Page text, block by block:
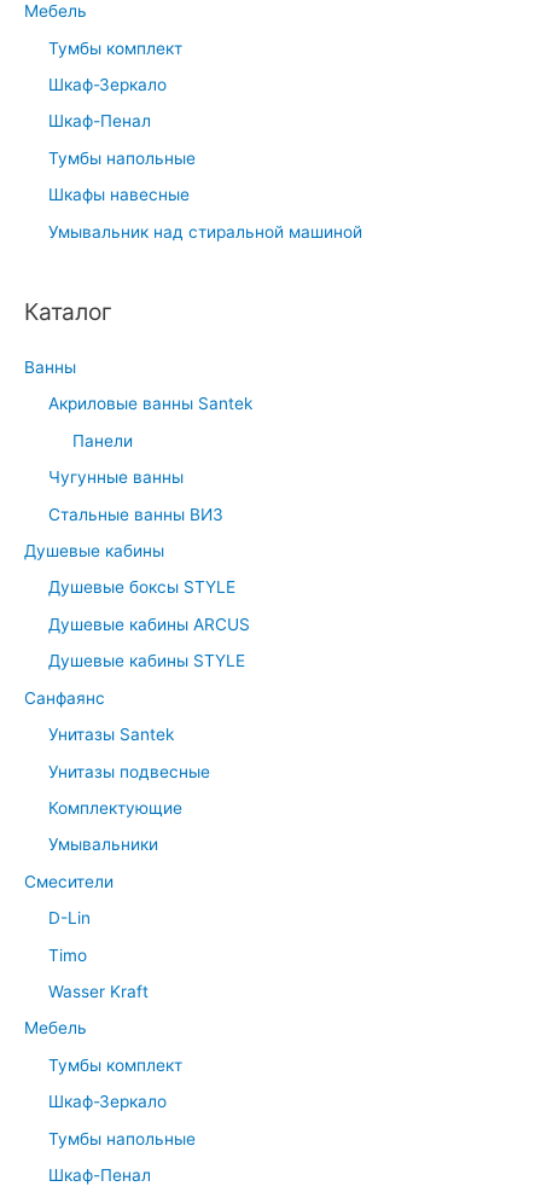
Мебель
Тумбы комплект
Шкаф-Зеркало
Шкаф-Пенал
Тумбы напольные
Шкафы навесные
Умывальник над стиральной машиной
Каталог
Ванны
Акриловые ванны Santek
Панели
Чугунные ванны
Стальные ванны ВИЗ
Душевые кабины
Душевые боксы STYLE
Душевые кабины ARCUS
Душевые кабины STYLE
Санфаянс
Унитазы Santek
Унитазы подвесные
Комплектующие
Умывальники
Смесители
D-Lin
Timo
Wasser Kraft
Мебель
Тумбы комплект
Шкаф-Зеркало
Тумбы напольные
Шкаф-Пенал